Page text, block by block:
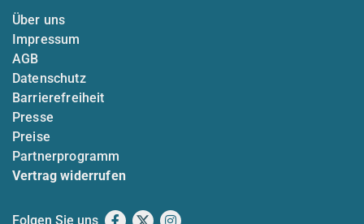
Über uns
Impressum
AGB
Datenschutz
Barrierefreiheit
Presse
Preise
Partnerprogramm
Vertrag widerrufen
Folgen Sie uns Facebook
X Instagram